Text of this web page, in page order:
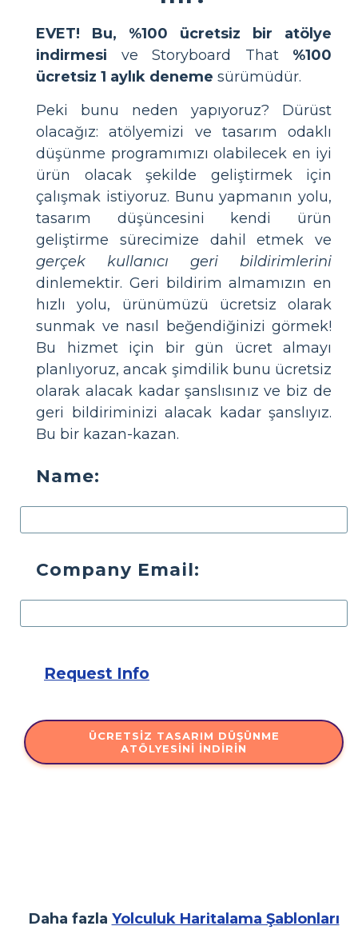
EVET! Bu, %100 ücretsiz bir atölye
indirmesi ve Storyboard That %100
ücretsiz 1 aylık deneme sürümüdür.
Peki bunu neden yapıyoruz? Dürüst
olacağız: atölyemizi ve tasarım odaklı
düşünme programımızı olabilecek en iyi
ürün olacak şekilde geliştirmek için
çalışmak istiyoruz. Bunu yapmanın yolu,
tasarım düşüncesini kendi ürün
geliştirme sürecimize dahil etmek ve
gerçek kullanıcı geri bildirimlerini
dinlemektir. Geri bildirim almamızın en
hızlı yolu, ürünümüzü ücretsiz olarak
sunmak ve nasıl beğendiğinizi görmek!
Bu hizmet için bir gün ücret almayı
planlıyoruz, ancak şimdilik bunu ücretsiz
olarak alacak kadar şanslısınız ve biz de
geri bildiriminizi alacak kadar şanslıyız.
Bu bir kazan-kazan.
Name:
Company Email:
Request Info
ÜCRETSIZ TASARIM DÜŞÜNME
ATÖLYESINI İNDIRIN
Daha fazla Yolculuk Haritalama Şablonları